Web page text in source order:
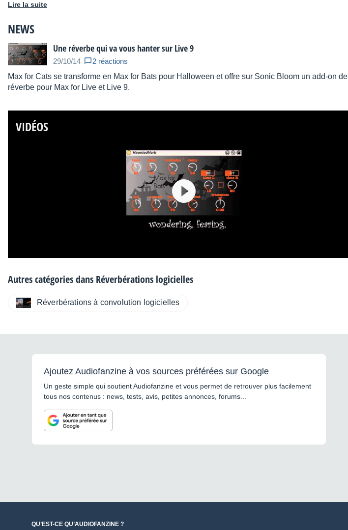
Right and Left time
Lire la suite
NEWS
Une réverbe qui va vous hanter sur Live 9
29/10/14
2 réactions
Max for Cats se transforme en Max for Bats pour Halloween et offre sur Sonic Bloom un add-on de
réverbe pour Max for Live et Live 9.
VIDÉOS
Autres catégories dans Réverbérations logicielles
Réverbérations à convolution logicielles
Ajoutez Audiofanzine à vos sources préférées sur Google
Un geste simple qui soutient Audiofanzine et vous permet de retrouver plus facilement
tous nos contenus : news, tests, avis, petites annonces, forums...
QU’EST-CE QU’AUDIOFANZINE ?